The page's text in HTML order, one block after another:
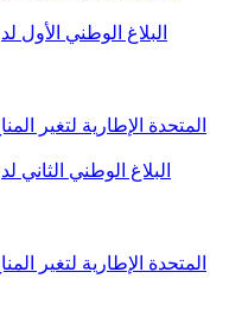
البلاغ الوطني الأول
المتحدة الإطارية لتغير
البلاغ الوطني الثاني
المتحدة الإطارية لتغير